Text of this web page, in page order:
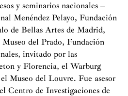
y seminarios nacionales –
Menéndez Pelayo, Fundación
de Bellas Artes de Madrid,
del Prado, Fundación
invitado por las
y Florencia, el Warburg
Museo del Louvre. Fue asesor
Centro de Investigaciones de